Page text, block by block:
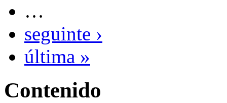
…
seguinte ›
última »
Contenido